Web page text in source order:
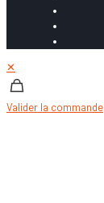
✕
Valider la commande